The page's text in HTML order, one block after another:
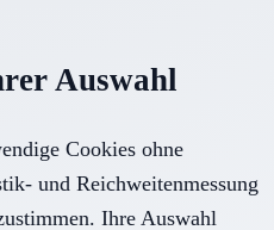
Auswahl
Cookies ohne
und Reichweitenmessung
Ihre Auswahl